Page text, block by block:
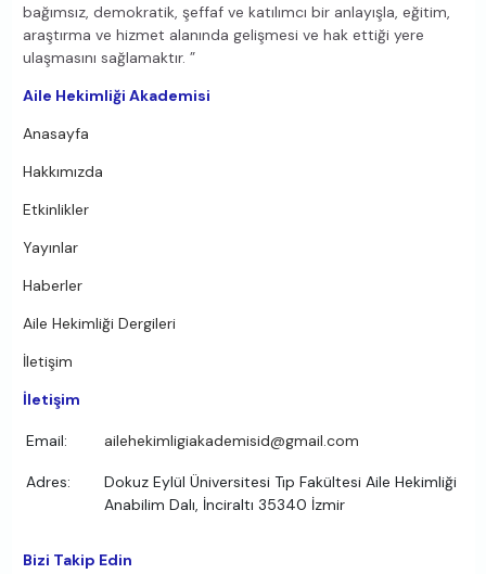
bağımsız, demokratik, şeffaf ve katılımcı bir anlayışla, eğitim,
araştırma ve hizmet alanında gelişmesi ve hak ettiği yere
ulaşmasını sağlamaktır. ”
Aile Hekimliği Akademisi
Anasayfa
Hakkımızda
Etkinlikler
Yayınlar
Haberler
Aile Hekimliği Dergileri
İletişim
İletişim
Email: ailehekimligiakademisid@gmail.com
Adres:
Dokuz Eylül Üniversitesi Tıp Fakültesi Aile Hekimliği
Anabilim Dalı, İnciraltı 35340 İzmir
Bizi Takip Edin